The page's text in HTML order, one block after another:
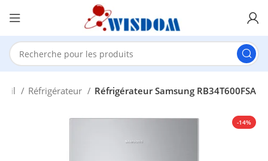
Réfrigérateur Réfrigérateur Samsung RB34T600FSA
-14%